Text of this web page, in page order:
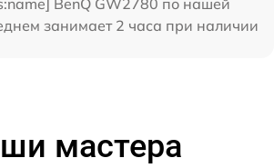
BenQ GW2780 по нашей
занимает 2 часа при наличии
мастера